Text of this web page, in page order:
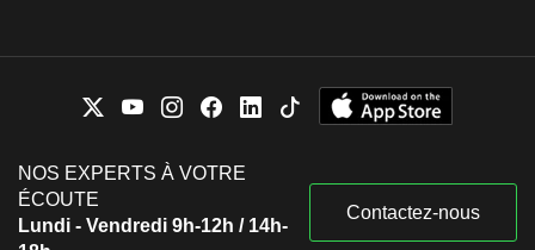
NOS EXPERTS À VOTRE
ÉCOUTE
Lundi - Vendredi 9h-12h / 14h-
Contactez-nous